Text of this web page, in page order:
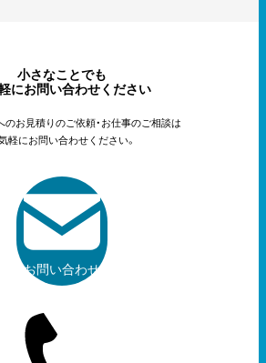
小さなことでも
にお問い合わせください
のお見積りのご依頼・お仕事のご相談は
軽にお問い合わせください。
お問い合わせ